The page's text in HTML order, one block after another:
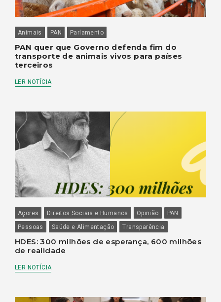
Animais PAN Parlamento
PAN quer que Governo defenda fim do
transporte de animais vivos para países
terceiros
LER NOTÍCIA
Açores Direitos Sociais e Humanos Opinião
PAN
Pessoas
Saúde e Alimentação Transparência
HDES: 300 milhões de esperança, 600 milhões
de realidade
LER NOTÍCIA